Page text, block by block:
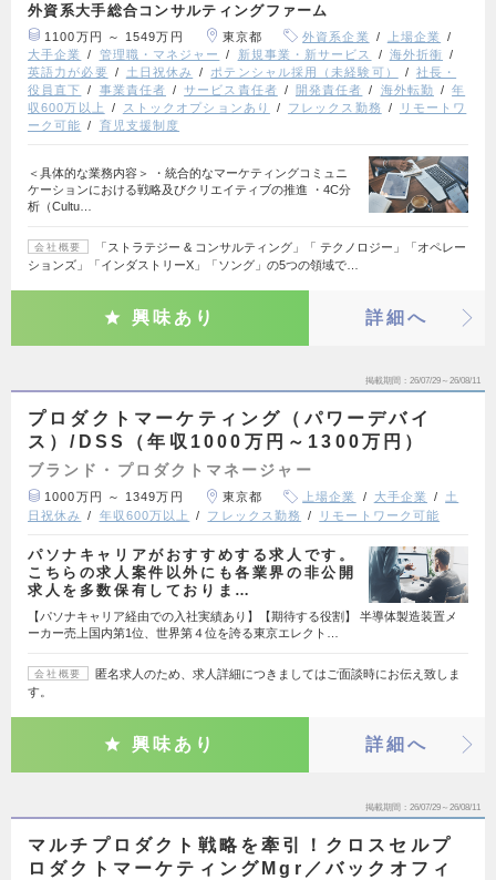
外資系大手総合コンサルティングファーム
1100万円 ～ 1549万円 東京都 外資系企業
上場企業
大手企業
管理職・マネジャー 新規事業・新サービス
海外折衝
英語力が必要
土日祝休み ポテンシャル採用（未経験可）
社長・
役員直下
事業責任者 サービス責任者 開発責任者 海外転勤
年
収600万以上
ストックオプションあり フレックス勤務
リモートワ
ーク可能
育児支援制度
＜具体的な業務内容＞ ・統合的なマーケティングコミュニ
ケーションにおける戦略及びクリエイティブの推進 ・4C分
析（Cultu…
会社概要
「ストラテジー & コンサルティング」「 テクノロジー」「オペレー
ションズ」「インダストリーX」「ソング」の5つの領域で…
興味あり 詳細へ
掲載期間 26/07/29～26/08/11
プロダクトマーケティング（パワーデバイ
ス）/DSS（年収1000万円～1300万円）
ブランド・プロダクトマネージャー
1000万円 ～ 1349万円 東京都 上場企業 大手企業
土
日祝休み
年収600万以上 フレックス勤務 リモートワーク可能
パソナキャリアがおすすめする求人です。
こちらの求人案件以外にも各業界の非公開
求人を多数保有しておりま…
【パソナキャリア経由での入社実績あり】【期待する役割】 半導体製造装置メ
ーカー売上国内第1位、世界第４位を誇る東京エレクト…
会社概要
匿名求人のため、求人詳細につきましてはご面談時にお伝え致しま
す。
興味あり 詳細へ
掲載期間 26/07/29～26/08/11
マルチプロダクト戦略を牽引！クロスセルプ
ロダクトマーケティングMgr／バックオフィ